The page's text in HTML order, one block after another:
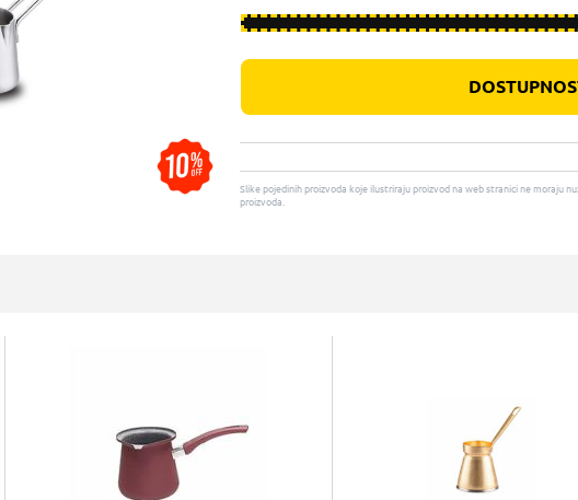
Slike pojedinih proizvoda koje ilustriraju proizvod na web stranici ne moraju
proizvoda.